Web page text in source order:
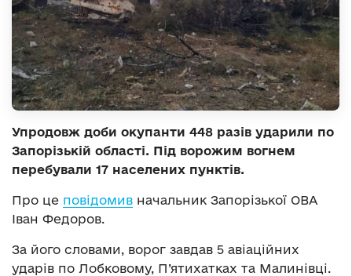
Упродовж доби окупанти 448 разів ударили по
Запорізькій області. Під ворожим вогнем
перебували 17 населених пунктів.
Про це повідомив начальник Запорізької ОВА
Іван Федоров.
За його словами, ворог завдав 5 авіаційних
ударів по Лобковому, П’ятихатках та Малинівці.